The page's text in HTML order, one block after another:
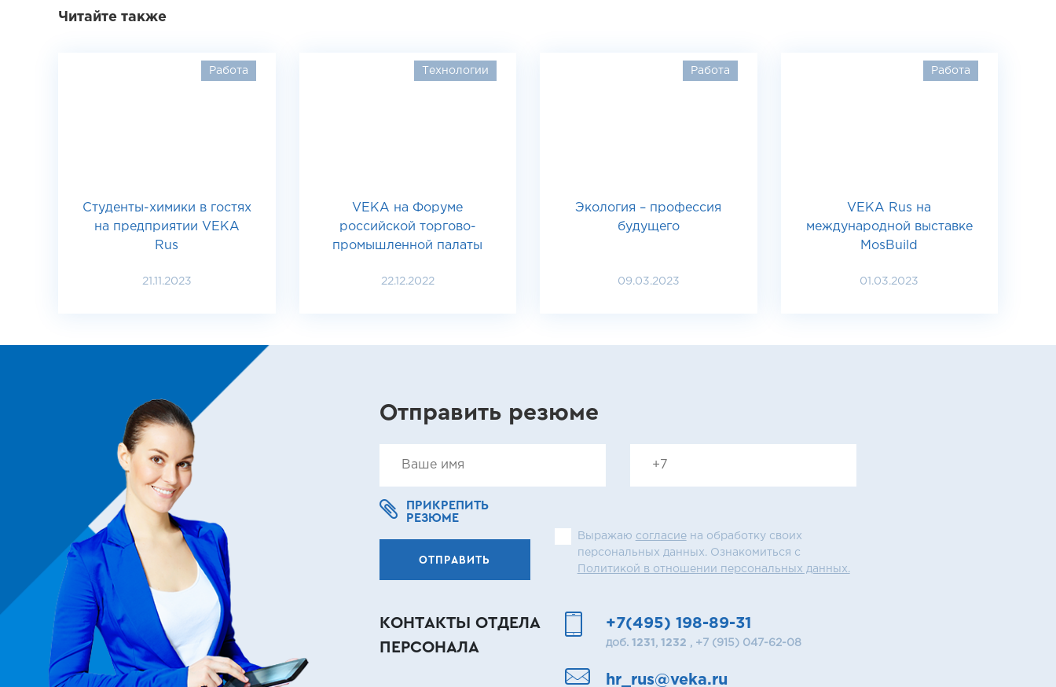
Читайте также
Работа
Студенты-химики в гостях
на предприятии VEKA
Rus
21.11.2023
Технологии
VEKA на Форуме
российской торгово-
промышленной палаты
22.12.2022
Работа
Экология – профессия
будущего
09.03.2023
Работа
VEKA Rus на
международной выставке
MosBuild
01.03.2023
Отправить резюме
ПРИКРЕПИТЬ
РЕЗЮМЕ
ОТПРАВИТЬ
Выражаю согласиена обработку своих
персональных данных. Ознакомиться с
Политикой в отношении персональных данных.
КОНТАКТЫ ОТДЕЛА
ПЕРСОНАЛА
+7(495) 198-89-31
доб. 1231 , 1232 , +7 (915) 047-62-08
hr_rus@veka.ru